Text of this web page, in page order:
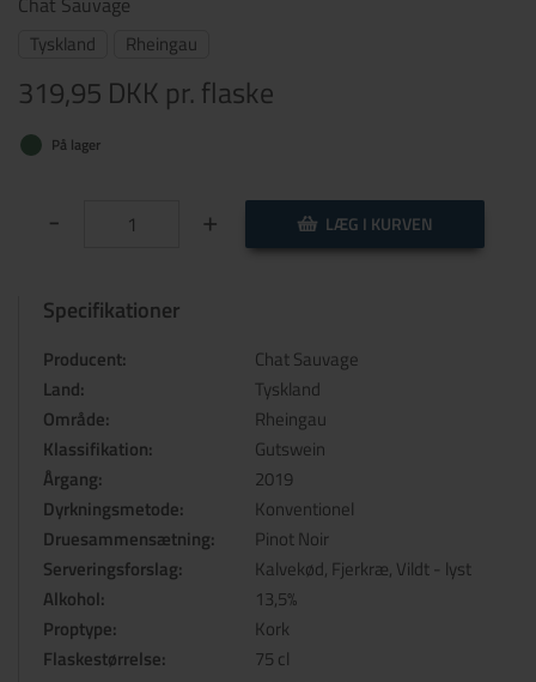
Tyskland Rheingau
319,95 DKK pr. flaske
På lager
- + LÆG I KURVEN
Specifikationer
Producent:
Chat Sauvage
Land:
Tyskland
Område:
Rheingau
Klassifikation:
Gutswein
Årgang:
2019
Dyrkningsmetode:
Konventionel
Druesammensætning:
Pinot Noir
Serveringsforslag:
Kalvekød, Fjerkræ, Vildt - lyst
Alkohol:
13,5%
Proptype:
Kork
Flaskestørrelse:
75 cl